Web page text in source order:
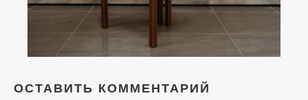
ОСТАВИТЬ КОММЕНТАРИЙ